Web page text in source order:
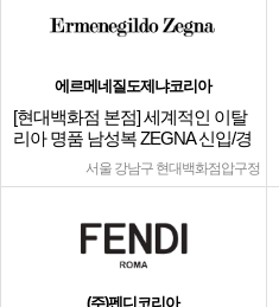
에르메네질도제냐코리아
[현대백화점 본점] 세계적인 이탈
리아 명품 남성복 ZEGNA 신입/경
서울 강남구 현대백화점압구정
(주)펜디코리아